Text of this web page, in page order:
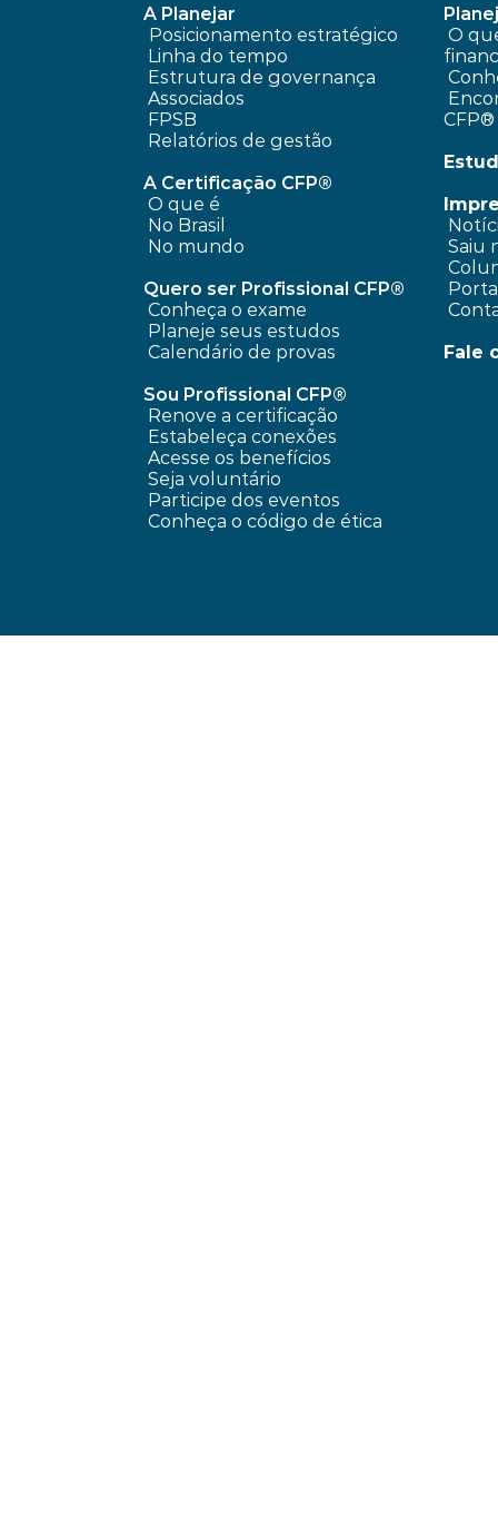
A Planejar
Posicionamento estratégico
Linha do tempo
Estrutura de governança
Associados
FPSB
Relatórios de gestão
A Certificação CFP®
O que é
No Brasil
No mundo
Quero ser Profissional CFP®
Conheça o exame
Planeje seus estudos
Calendário de provas
Sou Profissional CFP®
Renove a certificação
Estabeleça conexões
Acesse os benefícios
Seja voluntário
Participe dos eventos
Conheça o código de ética
CFP®
Saiu
Fale